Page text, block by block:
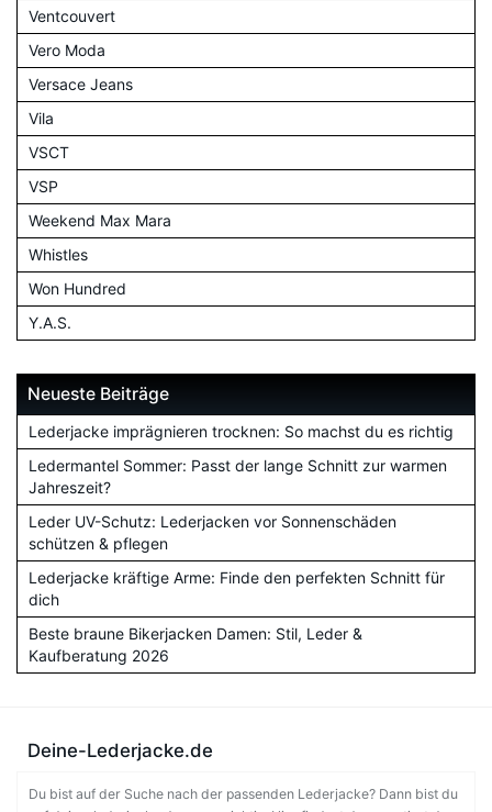
Ventcouvert
Vero Moda
Versace Jeans
Vila
VSCT
VSP
Weekend Max Mara
Whistles
Won Hundred
Y.A.S.
Neueste Beiträge
Lederjacke imprägnieren trocknen: So machst du es richtig
Ledermantel Sommer: Passt der lange Schnitt zur warmen
Jahreszeit?
Leder UV-Schutz: Lederjacken vor Sonnenschäden
schützen & pflegen
Lederjacke kräftige Arme: Finde den perfekten Schnitt für
dich
Beste braune Bikerjacken Damen: Stil, Leder &
Kaufberatung 2026
Deine-Lederjacke.de
Du bist auf der Suche nach der passenden Lederjacke? Dann bist du